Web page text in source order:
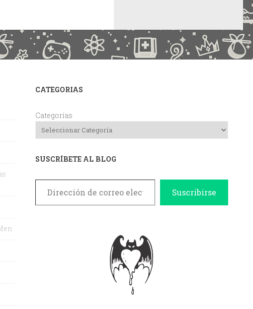
CATEGORIAS
Categorías
SUSCRÍBETE AL BLOG
Dirección de correo electrónico
Suscribirse